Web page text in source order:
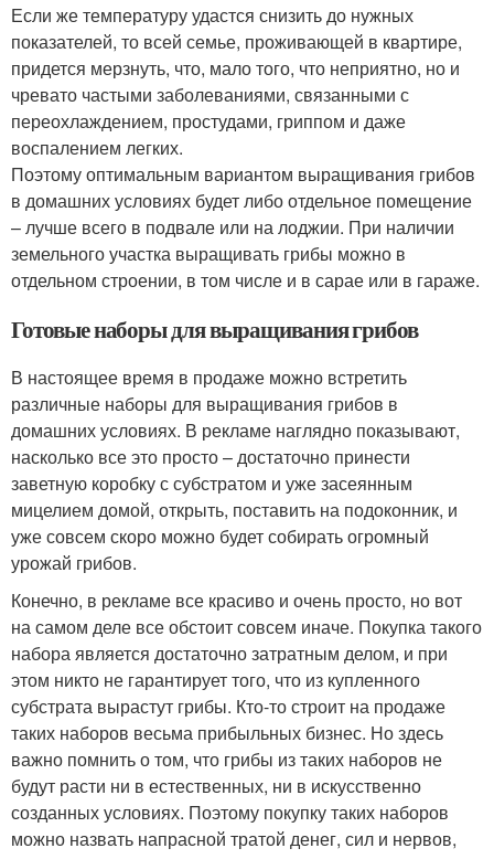
Если же температуру удастся снизить до нужных
показателей, то всей семье, проживающей в квартире,
придется мерзнуть, что, мало того, что неприятно, но и
чревато частыми заболеваниями, связанными с
переохлаждением, простудами, гриппом и даже
воспалением легких.
Поэтому оптимальным вариантом выращивания грибов
в домашних условиях будет либо отдельное помещение
– лучше всего в подвале или на лоджии. При наличии
земельного участка выращивать грибы можно в
отдельном строении, в том числе и в сарае или в гараже.
Готовые наборы для выращивания грибов
В настоящее время в продаже можно встретить
различные наборы для выращивания грибов в
домашних условиях. В рекламе наглядно показывают,
насколько все это просто – достаточно принести
заветную коробку с субстратом и уже засеянным
мицелием домой, открыть, поставить на подоконник, и
уже совсем скоро можно будет собирать огромный
урожай грибов.
Конечно, в рекламе все красиво и очень просто, но вот
на самом деле все обстоит совсем иначе. Покупка такого
набора является достаточно затратным делом, и при
этом никто не гарантирует того, что из купленного
субстрата вырастут грибы. Кто-то строит на продаже
таких наборов весьма прибыльных бизнес. Но здесь
важно помнить о том, что грибы из таких наборов не
будут расти ни в естественных, ни в искусственно
созданных условиях. Поэтому покупку таких наборов
можно назвать напрасной тратой денег, сил и нервов,